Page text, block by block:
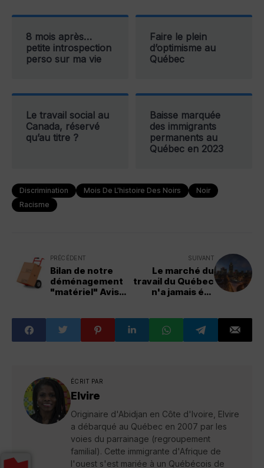
8 mois après…
petite introspection
perso sur ma vie
Faire le plein
d’optimisme au
Québec
Le travail social au
Canada, réservé
qu’au titre ?
Baisse marquée
des immigrants
permanents au
Québec en 2023
Discrimination Mois De L'histoire Des Noirs
Noir
Racisme
PRÉCÉDENT
Bilan de notre
déménagement
"matériel" Avis
SUIVANT
Le marché du
travail du Québec
n'a jamais été
ÉCRIT PAR
Elvire
Originaire d'Abidjan en Côte d'Ivoire, Elvire
a débarqué au Québec en 2007 par les
voies du parrainage (regroupement
familial). Cette immigrante d'Afrique de
l'ouest s'est mariée à un Québécois de